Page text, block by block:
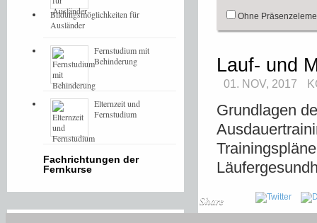
Ohne
Lauf- und
01. NOV, 2017
Grundlagen
Share
Bildungsmöglichkeiten für
Ausländer
Fernstudium mit
Behinderung
Elternzeit und
Fernstudium
Fachrichtungen der
Fernkurse